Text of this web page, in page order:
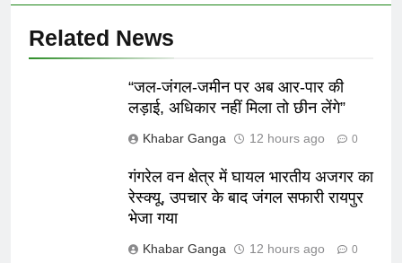
Related News
“जल-जंगल-जमीन पर अब आर-पार की
लड़ाई, अधिकार नहीं मिला तो छीन लेंगे”
Khabar Ganga 12 hours ago 0
गंगरेल वन क्षेत्र में घायल भारतीय अजगर का
रेस्क्यू, उपचार के बाद जंगल सफारी रायपुर
भेजा गया
Khabar Ganga 12 hours ago 0